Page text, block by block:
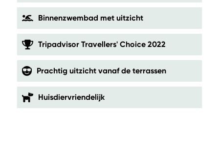
Binnenzwembad met uitzicht
Tripadvisor Travellers' Choice 2022
Prachtig uitzicht vanaf de terrassen
Huisdiervriendelijk